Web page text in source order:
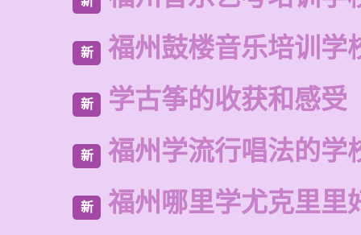
新 福州鼓楼音乐培训学
新 学古筝的收获和感受
新 福州学流行唱法的学
新 福州哪里学尤克里里